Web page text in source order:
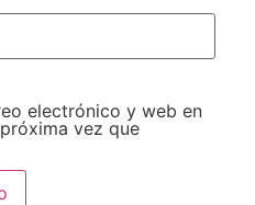
electrónico y web en
vez que